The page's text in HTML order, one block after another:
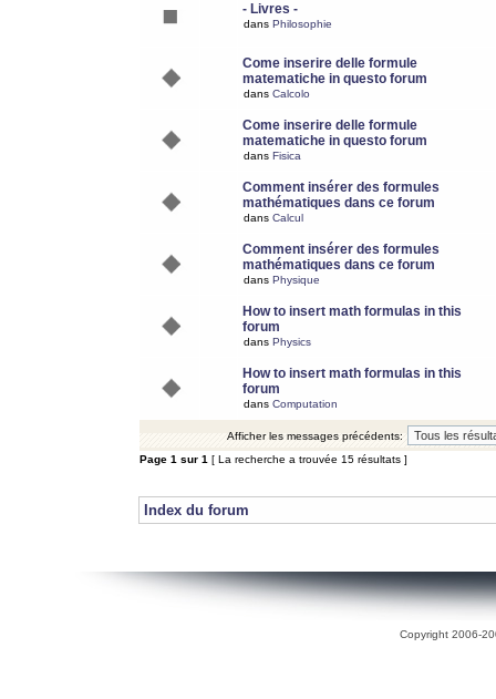
- Livres -
dans Philosophie
Come inserire delle formule
matematiche in questo forum
dans Calcolo
Come inserire delle formule
matematiche in questo forum
dans Fisica
Comment insérer des formules
mathématiques dans ce forum
dans Calcul
Comment insérer des formules
mathématiques dans ce forum
dans Physique
How to insert math formulas in this
forum
dans Physics
How to insert math formulas in this
forum
dans Computation
Afficher les messages précédents:
Page 1 sur 1 [ La recherche a trouvée 15 résultats ]
Index du forum
Copyright 2006-